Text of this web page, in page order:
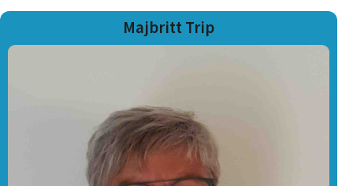
Majbritt Trip